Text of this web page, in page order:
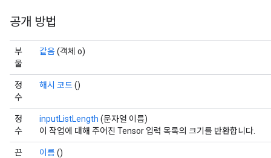
공개 방법
부
울
같음(객체 o)
정
수
해시 코드()
정
수
inputListLength (문자열 이름)
이 작업에 대해 주어진 Tensor 입력 목록의 크기를 반환합니다.
끈 이름()